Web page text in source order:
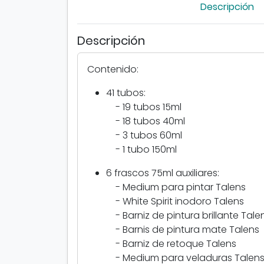
Descripción
Descripción
Contenido:
41 tubos:
- 19 tubos 15ml
- 18 tubos 40ml
- 3 tubos 60ml
- 1 tubo 150ml
6 frascos 75ml auxiliares:
- Medium para pintar Talens
- White Spirit inodoro Talens
- Barniz de pintura brillante
- Barnis de pintura mate Talens
- Barniz de retoque Talens
- Medium para veladuras Talens